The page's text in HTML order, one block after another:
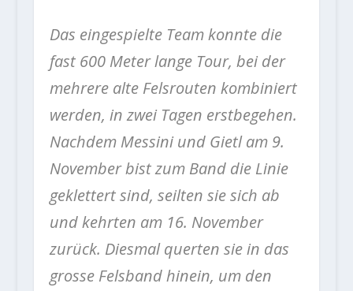
Das eingespielte Team konnte die
fast 600 Meter lange Tour, bei der
mehrere alte Felsrouten kombiniert
werden, in zwei Tagen erstbegehen.
Nachdem Messini und Gietl am 9.
November bist zum Band die Linie
geklettert sind, seilten sie sich ab
und kehrten am 16. November
zurück. Diesmal querten sie in das
grosse Felsband hinein, um den